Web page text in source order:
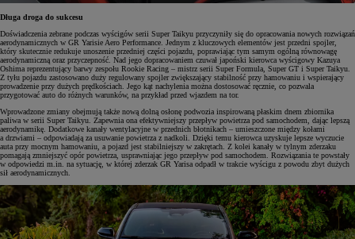
Długa droga do sukcesu
Doświadczenia zebrane podczas wyścigów serii Super Taikyu przyczyniły się do opracowania nowych rozwiązań
aerodynamicznych w GR Yarisie Aero Performance. Jednym z kluczowych elementów jest przedni spojler,
który skutecznie redukuje unoszenie przedniej części pojazdu, poprawiając tym samym ogólną równowagę
aerodynamiczną oraz przyczepność. Nad jego dopracowaniem czuwał japoński kierowca wyścigowy Kazuya
Oshima reprezentujący barwy zespołu Rookie Racing – mistrz serii Super Formula, Super GT i Super Taikyu.
Z tyłu pojazdu zastosowano duży regulowany spojler zwiększający stabilność przy hamowaniu i wspierający
prowadzenie przy dużych prędkościach. Jego kąt nachylenia można dostosować ręcznie, co pozwala
przygotować auto do różnych warunków, na przykład przed wjazdem na tor.
Wprowadzone zmiany obejmują także nową dolną osłonę podwozia inspirowaną płaskim dnem zbiornika
paliwa w serii Super Taikyu. Zapewnia ona efektywniejszy przepływ powietrza pod samochodem, dając lepszą
aerodynamikę. Dodatkowe kanały wentylacyjne w przednich błotnikach – umieszczone między kołami
a drzwiami – odpowiadają za usuwanie powietrza z nadkoli. Dzięki temu kierowca uzyskuje lepsze wyczucie
auta przy mocnym hamowaniu, a pojazd jest stabilniejszy w zakrętach. Z kolei kanały w tylnym zderzaku
pomagają zmniejszyć opór powietrza, usprawniając jego przepływ pod samochodem. Rozwiązania te powstały
w odpowiedzi m.in. na sytuację, w której zderzak GR Yarisa odpadł w trakcie wyścigu z powodu zbyt dużych
sił aerodynamicznych.